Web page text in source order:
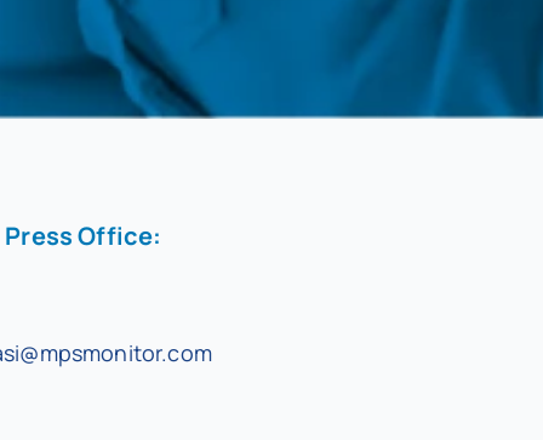
Press Office: